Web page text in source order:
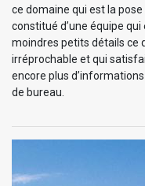
ce domaine qui est la
constitué d’une équipe
moindres petits détails ce
irréprochable et qui
encore plus
de bureau.